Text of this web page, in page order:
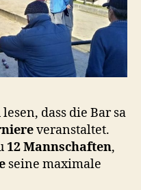
dass die Bar sa
veranstaltet.
12 Mannschaften,
seine maximale